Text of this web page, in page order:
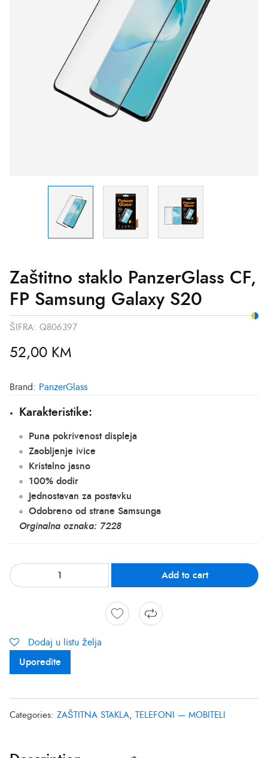
Zaštitno staklo PanzerGlass CF,
FP Samsung Galaxy S20
ŠIFRA: Q806397
52,00 KM
Brand: PanzerGlass
Karakteristike:
Puna pokrivenost displeja
Zaobljenje ivice
Kristalno jasno
100% dodir
Jednostavan za postavku
Odobreno od strane Samsunga
Orginalna oznaka: 7228
Add to cart
Dodaj u listu želja
Uporedite
Categories: ZAŠTITNA STAKLA, TELEFONI — MOBITELI